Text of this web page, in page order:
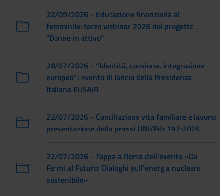
22/09/2026 - Educazione finanziaria al
femminile: terzo webinar 2026 del progetto
"Donne in attivo"
28/07/2026 - “Identità, coesione, integrazione
europea”: evento di lancio della Presidenza
Italiana EUSAIR
22/07/2026 - Conciliazione vita familiare e lavoro:
presentazione della prassi UNI/Pdr 192:2026
22/07/2026 - Tappa a Roma dell'evento «Da
Fermi al Futuro: Dialoghi sull'energia nucleare
sostenibile»